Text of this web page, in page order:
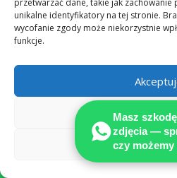
przetwarzać dane, takie jak
unikalne identyfikatory na tej stronie.
wycofanie zgody może niekorzystnie
funkcje.
Odmów
Zobacz
Odszkodowanie
rzetelna
— pomoc
po

Masz
zdjęcia —
czy